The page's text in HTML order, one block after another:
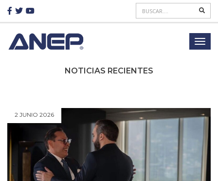
NOTICIAS RECIENTES
2 JUNIO 2026